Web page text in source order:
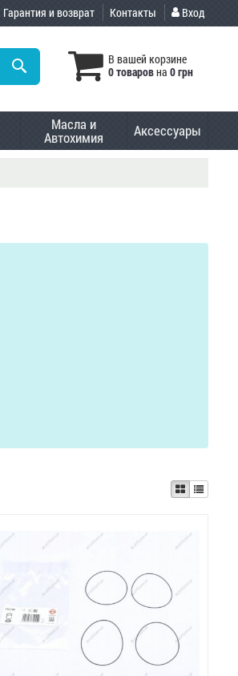
Гарантия и возврат Контакты Вход
В вашей корзине
0 товаровна 0 грн
Масла и
Автохимия Аксессуары